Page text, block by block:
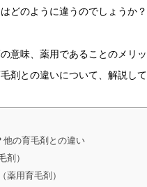
どのように違うのでしょうか？
の意味、薬用であることのメリ
剤との違いについて、解説して
他の育毛剤との違い
剤）
薬用育毛剤）